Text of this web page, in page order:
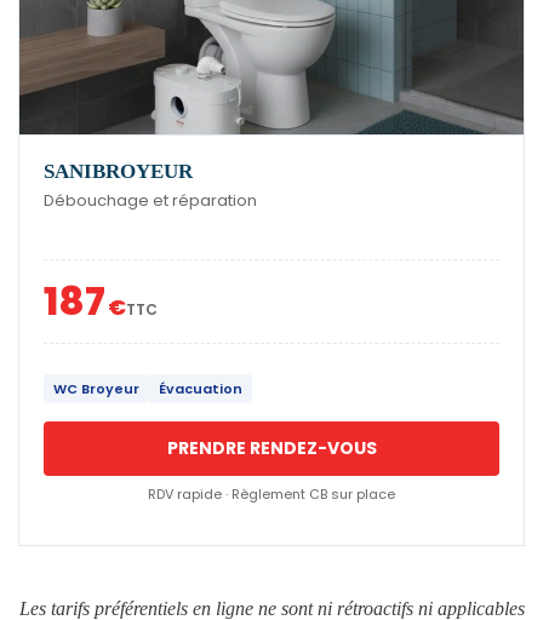
SANIBROYEUR
Débouchage et réparation
187€TTC
WC Broyeur Évacuation
PRENDRE RENDEZ-VOUS
RDV rapide · Règlement CB sur place
Les tarifs préférentiels en ligne ne sont ni rétroactifs ni applicables